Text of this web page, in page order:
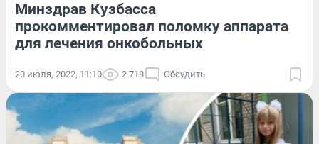
Минздрав Кузбасса
прокомментировал поломку аппарата
для лечения онкобольных
20 июля, 2022, 11:10 2 718 Обсудить